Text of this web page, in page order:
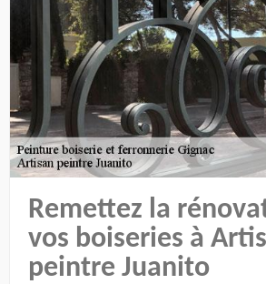
Remettez la
vos boiseries à
peintre Juanito